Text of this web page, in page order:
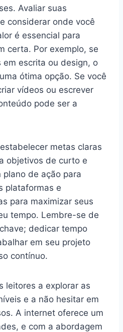
Avaliar suas
considerar onde você
é essencial para
certa. Por exemplo, se
escrita ou design, o
ótima opção. Se você
vídeos ou escrever
pode ser a
metas claras
objetivos de curto e
plano de ação para
plataformas e
para maximizar seus
tempo. Lembre-se de
dedicar tempo
em seu projeto
contínuo.
leitores a explorar as
e a não hesitar em
A internet oferece um
e com a abordagem